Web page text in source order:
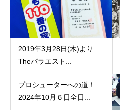
2019年3月28日(木)より
Theパラエスト...
プロシューターへの道！
2024年10月６日全日...